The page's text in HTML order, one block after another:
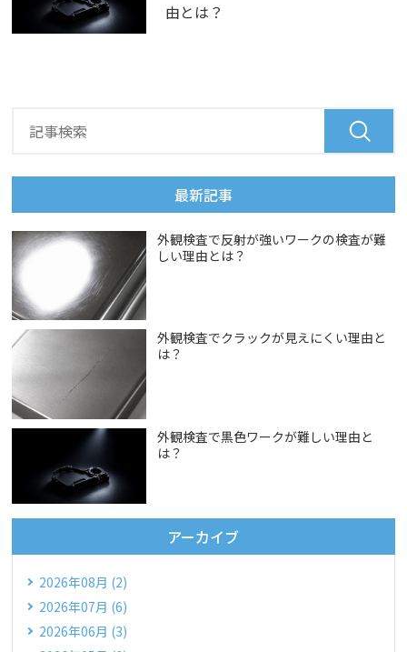
由とは？
最新記事
外観検査で反射が強いワークの検査が難
しい理由とは？
外観検査でクラックが見えにくい理由と
は？
外観検査で黒色ワークが難しい理由と
は？
アーカイブ
2026年08月 (2)
2026年07月 (6)
2026年06月 (3)